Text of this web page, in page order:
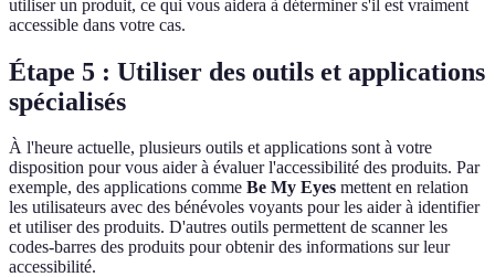
utiliser un produit, ce qui vous aidera à déterminer s'il est vraiment
accessible dans votre cas.
Étape 5 : Utiliser des outils et applications
spécialisés
À l'heure actuelle, plusieurs outils et applications sont à votre
disposition pour vous aider à évaluer l'accessibilité des produits. Par
exemple, des applications comme Be My Eyes mettent en relation
les utilisateurs avec des bénévoles voyants pour les aider à identifier
et utiliser des produits. D'autres outils permettent de scanner les
codes-barres des produits pour obtenir des informations sur leur
accessibilité.